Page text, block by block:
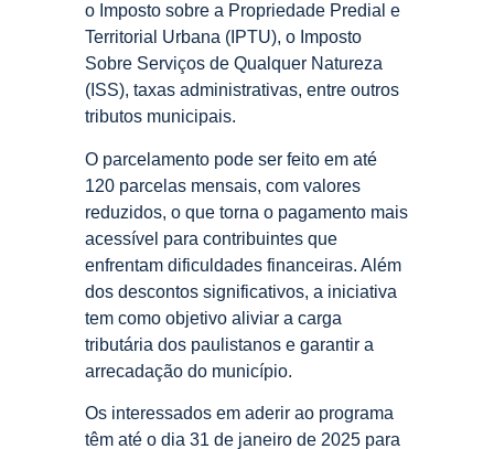
o Imposto sobre a Propriedade Predial e
Territorial Urbana (IPTU), o Imposto
Sobre Serviços de Qualquer Natureza
(ISS), taxas administrativas, entre outros
tributos municipais.
O parcelamento pode ser feito em até
120 parcelas mensais, com valores
reduzidos, o que torna o pagamento mais
acessível para contribuintes que
enfrentam dificuldades financeiras. Além
dos descontos significativos, a iniciativa
tem como objetivo aliviar a carga
tributária dos paulistanos e garantir a
arrecadação do município.
Os interessados em aderir ao programa
têm até o dia 31 de janeiro de 2025 para